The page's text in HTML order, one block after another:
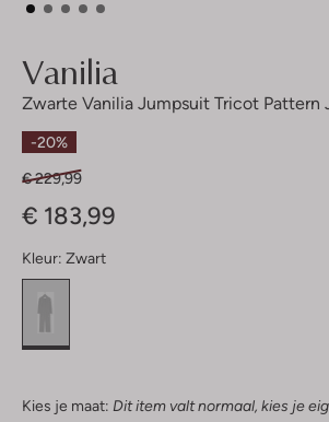
Vanilia
Zwarte Vanilia Jumpsuit Tricot Pattern
-20%
€ 229,99
€ 183,99
Kleur: Zwart
Kies je maat: Dit item valt normaal, kies je